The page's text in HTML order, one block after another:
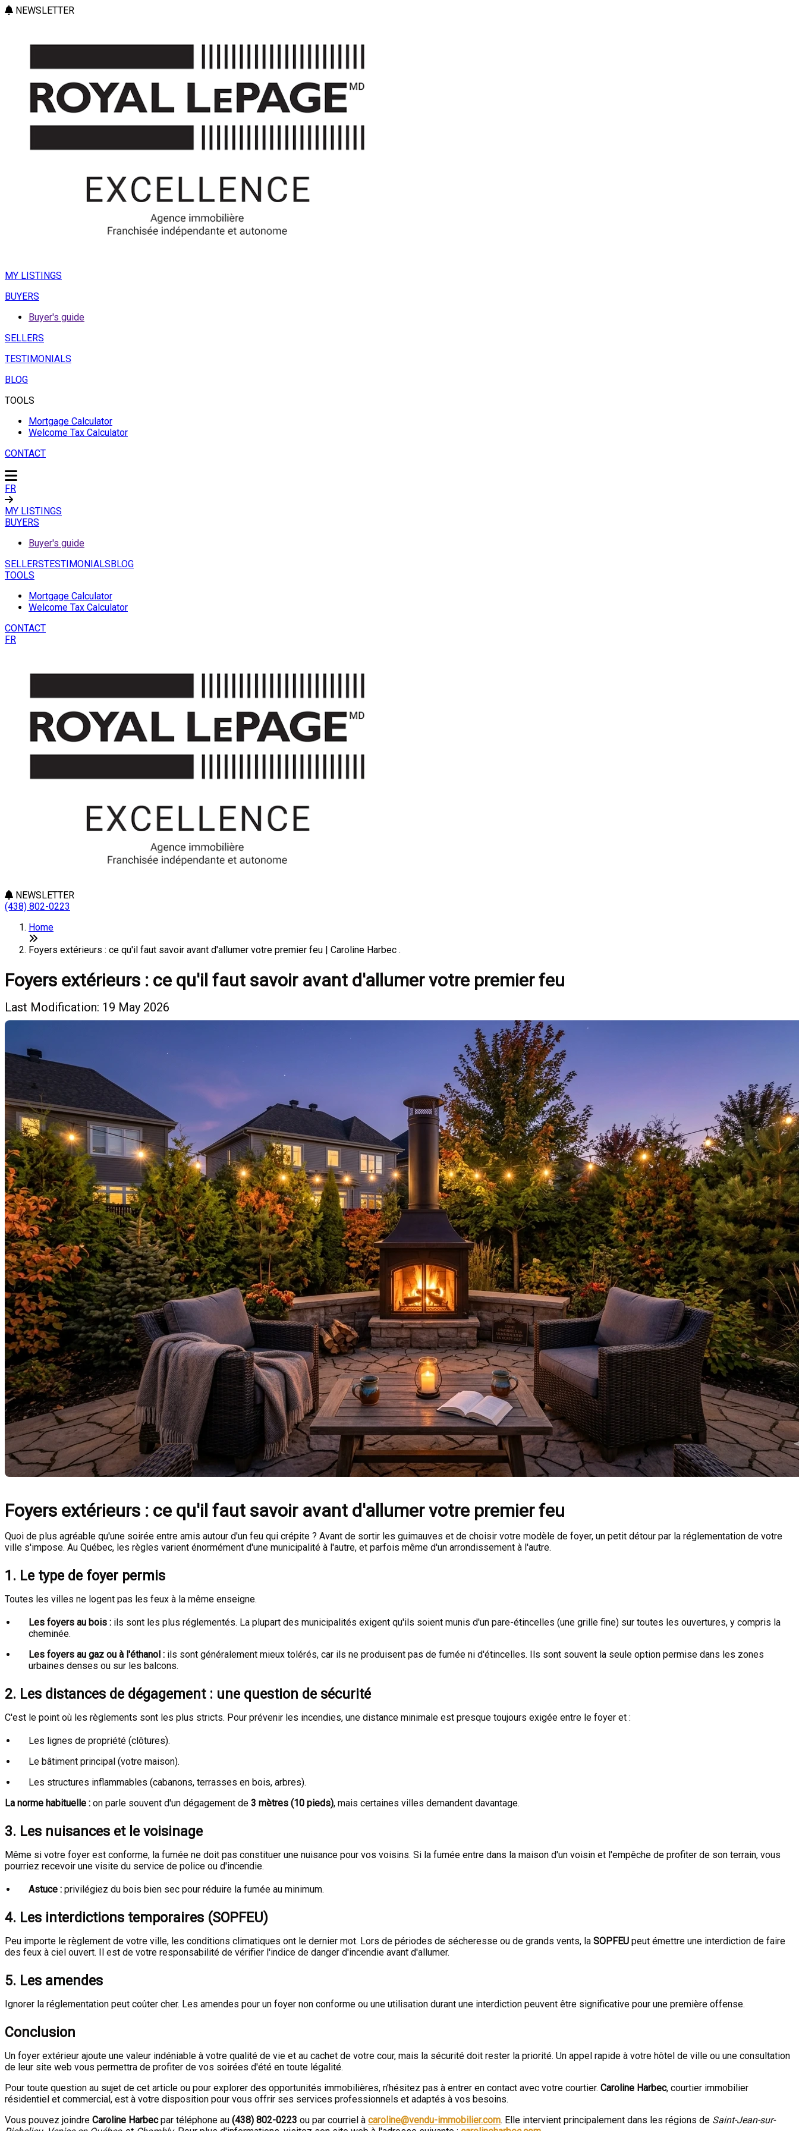
NEWSLETTER
MY LISTINGS
BUYERS
Buyer's guide
SELLERS
TESTIMONIALS
BLOG
TOOLS
Mortgage Calculator
Welcome Tax Calculator
CONTACT
FR
MY LISTINGS
BUYERS
Buyer's guide
SELLERSTESTIMONIALSBLOG
TOOLS
Mortgage Calculator
Welcome Tax Calculator
CONTACT
FR
NEWSLETTER
(438) 802-0223
Home
Foyers extérieurs : ce qu'il faut savoir avant d'allumer votre premier feu | Caroline Harbec .
Foyers extérieurs : ce qu'il faut savoir avant d'allumer votre premier feu
Last Modification: 19 May 2026
Foyers extérieurs : ce qu'il faut savoir avant d'allumer votre premier feu
Quoi de plus agréable qu'une soirée entre amis autour d'un feu qui crépite ? Avant de sortir les guimauves et de choisir votre modèle de foyer, un petit détour par la réglementation de votre
ville s'impose. Au Québec, les règles varient énormément d'une municipalité à l'autre, et parfois même d'un arrondissement à l'autre.
1. Le type de foyer permis
Toutes les villes ne logent pas les feux à la même enseigne.
Les foyers au bois : ils sont les plus réglementés. La plupart des municipalités exigent qu'ils soient munis d'un pare-étincelles (une grille fine) sur toutes les ouvertures, y compris la
cheminée.
Les foyers au gaz ou à l'éthanol : ils sont généralement mieux tolérés, car ils ne produisent pas de fumée ni d'étincelles. Ils sont souvent la seule option permise dans les zones
urbaines denses ou sur les balcons.
2. Les distances de dégagement : une question de sécurité
C'est le point où les règlements sont les plus stricts. Pour prévenir les incendies, une distance minimale est presque toujours exigée entre le foyer et :
Les lignes de propriété (clôtures).
Le bâtiment principal (votre maison).
Les structures inflammables (cabanons, terrasses en bois, arbres).
La norme habituelle : on parle souvent d'un dégagement de 3 mètres (10 pieds), mais certaines villes demandent davantage.
3. Les nuisances et le voisinage
Même si votre foyer est conforme, la fumée ne doit pas constituer une nuisance pour vos voisins. Si la fumée entre dans la maison d'un voisin et l'empêche de profiter de son terrain, vous
pourriez recevoir une visite du service de police ou d'incendie.
Astuce : privilégiez du bois bien sec pour réduire la fumée au minimum.
4. Les interdictions temporaires (SOPFEU)
Peu importe le règlement de votre ville, les conditions climatiques ont le dernier mot. Lors de périodes de sécheresse ou de grands vents, la SOPFEU peut émettre une interdiction de faire
des feux à ciel ouvert. Il est de votre responsabilité de vérifier l'indice de danger d'incendie avant d'allumer.
5. Les amendes
Ignorer la réglementation peut coûter cher. Les amendes pour un foyer non conforme ou une utilisation durant une interdiction peuvent être significative pour une première offense.
Conclusion
Un foyer extérieur ajoute une valeur indéniable à votre qualité de vie et au cachet de votre cour, mais la sécurité doit rester la priorité. Un appel rapide à votre hôtel de ville ou une consultation
de leur site web vous permettra de profiter de vos soirées d'été en toute légalité.
Pour toute question au sujet de cet article ou pour explorer des opportunités immobilières, n'hésitez pas à entrer en contact avec votre courtier. Caroline Harbec, courtier immobilier
résidentiel et commercial, est à votre disposition pour vous offrir ses services professionnels et adaptés à vos besoins.
Vous pouvez joindre Caroline Harbecpar téléphone au (438) 802-0223 ou par courriel à caroline@vendu-immobilier.com. Elle intervient principalement dans les régions de Saint-Jean-sur-